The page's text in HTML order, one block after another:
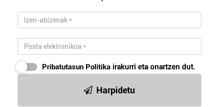
Pribatutasun Politika irakurri eta onartzen dut.
Harpidetu